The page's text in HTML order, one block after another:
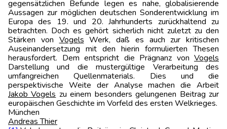
gegensätzlichen Befunde legen es nahe, globalisierende
Aussagen zur möglichen deutschen Sonderentwicklung im
Europa des 19. und 20. Jahrhunderts zurückhaltend zu
betrachten. Doch es gehört sicherlich nicht zuletzt zu den
Stärken von Vogels Werk, daß es auch zur kritischen
Auseinandersetzung mit den hierin formulierten Thesen
herausfordert. Dem entspricht die Prägnanz von Vogels
Darstellung und die mustergültige Verarbeitung des
umfangreichen Quellenmaterials. Dies und die
perspektivische Weite der Analyse machen die Arbeit
Jakob Vogels zu einem besonders gelungenen Beitrag zur
europäischen Geschichte im Vorfeld des ersten Welkrieges.
Andreas Thier